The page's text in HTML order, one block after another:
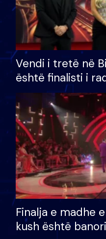
Vendi i tretë në
është finalisti i
Finalja e madhe
kush është